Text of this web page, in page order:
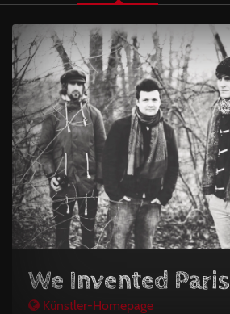
We Invented Paris
Künstler-Homepage